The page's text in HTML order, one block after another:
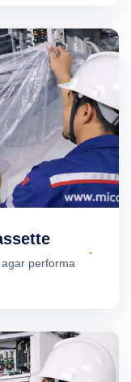
performa